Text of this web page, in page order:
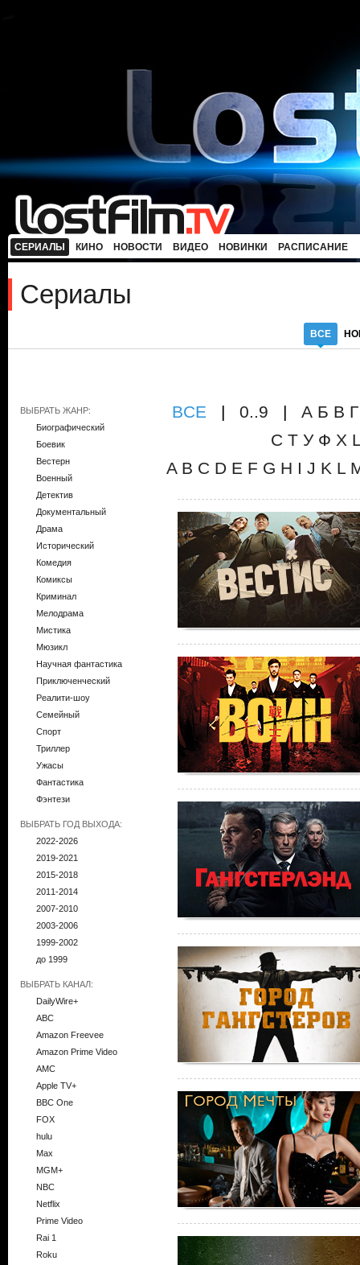
СЕРИАЛЫ КИНО НОВОСТИ ВИДЕО НОВИНКИ РАСПИСАНИЕ
Сериалы
ВСЕ
ВЫБРАТЬ ЖАНР:
Биографический
Боевик
Вестерн
Военный
Детектив
Документальный
Драма
Исторический
Комедия
Комиксы
Криминал
Мелодрама
Мистика
Мюзикл
Научная фантастика
Приключенческий
Реалити-шоу
Семейный
Спорт
Триллер
Ужасы
Фантастика
Фэнтези
ВЫБРАТЬ ГОД ВЫХОДА:
2022-2026
2019-2021
2015-2018
2011-2014
2007-2010
2003-2006
1999-2002
до 1999
ВЫБРАТЬ КАНАЛ:
DailyWire+
ABC
Amazon Freevee
Amazon Prime Video
AMC
Apple TV+
BBC One
FOX
hulu
Max
MGM+
NBC
Netflix
Prime Video
Rai 1
Roku
ВCE | 0..9 | А Б В Г
С Т У Ф Х
A B C D E F G H I J K L